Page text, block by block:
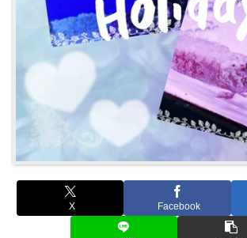
X Facebook